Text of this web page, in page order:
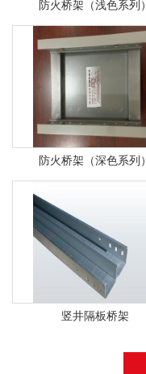
防火桥架（浅色系列）
防火桥架（深色系列）
竖井隔板桥架